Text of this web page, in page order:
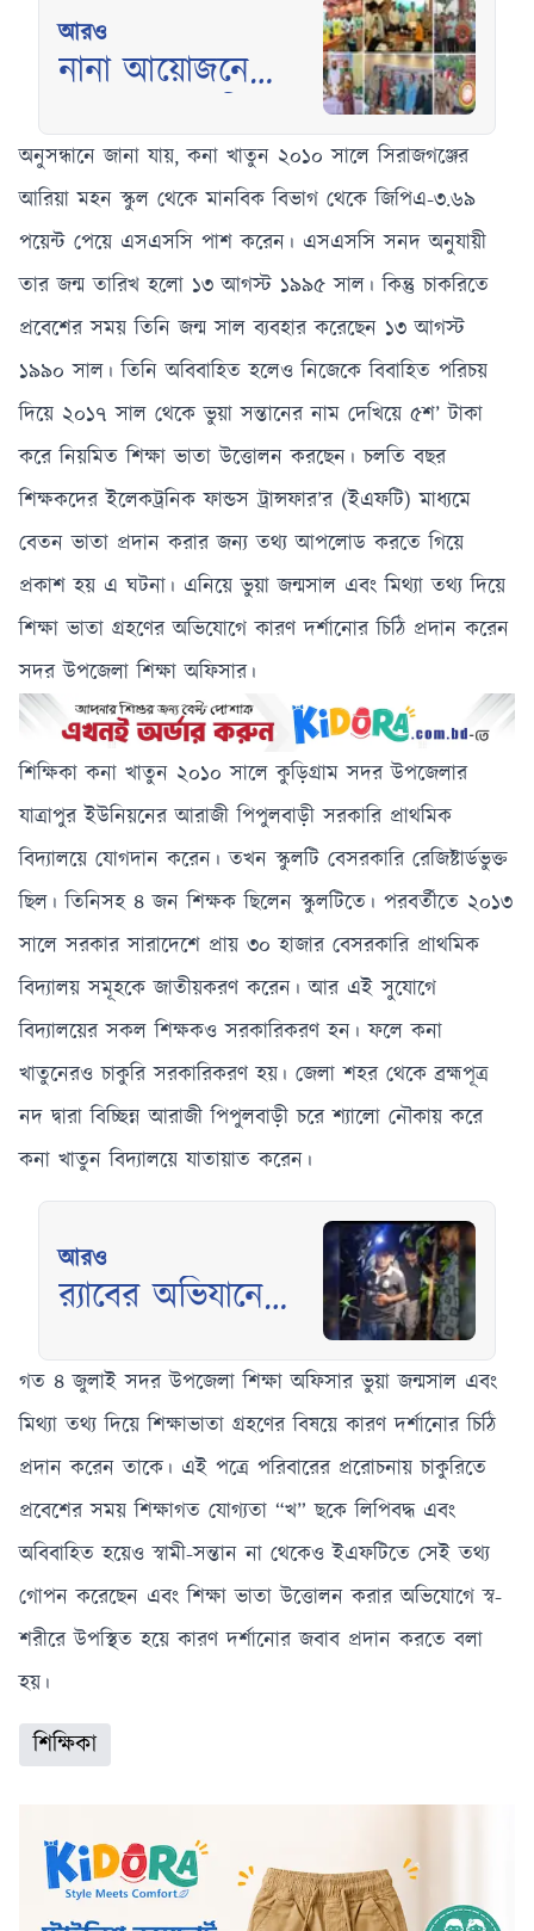
আরও
নানা আয়োজনে
হলো জুলাই
গণঅভ্যুত্থান দিবস
অনুসন্ধানে জানা যায়, কনা খাতুন ২০১০ সালে সিরাজগঞ্জের
আরিয়া মহন স্কুল থেকে মানবিক বিভাগ থেকে জিপিএ-৩.৬৯
পয়েন্ট পেয়ে এসএসসি পাশ করেন। এসএসসি সনদ অনুযায়ী
তার জন্ম তারিখ হলো ১৩ আগস্ট ১৯৯৫ সাল। কিন্তু চাকরিতে
প্রবেশের সময় তিনি জন্ম সাল ব্যবহার করেছেন ১৩ আগস্ট
১৯৯০ সাল। তিনি অবিবাহিত হলেও নিজেকে বিবাহিত পরিচয়
দিয়ে ২০১৭ সাল থেকে ভুয়া সন্তানের নাম দেখিয়ে ৫শ’ টাকা
করে নিয়মিত শিক্ষা ভাতা উত্তোলন করছেন। চলতি বছর
শিক্ষকদের ইলেকট্রনিক ফান্ডস ট্রান্সফার’র (ইএফটি) মাধ্যমে
বেতন ভাতা প্রদান করার জন্য তথ্য আপলোড করতে গিয়ে
প্রকাশ হয় এ ঘটনা। এনিয়ে ভুয়া জন্মসাল এবং মিথ্যা তথ্য দিয়ে
শিক্ষা ভাতা গ্রহণের অভিযোগে কারণ দর্শানোর চিঠি প্রদান করেন
সদর উপজেলা শিক্ষা অফিসার।
শিক্ষিকা কনা খাতুন ২০১০ সালে কুড়িগ্রাম সদর উপজেলার
যাত্রাপুর ইউনিয়নের আরাজী পিপুলবাড়ী সরকারি প্রাথমিক
বিদ্যালয়ে যোগদান করেন। তখন স্কুলটি বেসরকারি রেজিষ্টার্ডভুক্ত
ছিল। তিনিসহ ৪ জন শিক্ষক ছিলেন স্কুলটিতে। পরবর্তীতে ২০১৩
সালে সরকার সারাদেশে প্রায় ৩০ হাজার বেসরকারি প্রাথমিক
বিদ্যালয় সমূহকে জাতীয়করণ করেন। আর এই সুযোগে
বিদ্যালয়ের সকল শিক্ষকও সরকারিকরণ হন। ফলে কনা
খাতুনেরও চাকুরি সরকারিকরণ হয়। জেলা শহর থেকে ব্রহ্মপূত্র
নদ দ্বারা বিচ্ছিন্ন আরাজী পিপুলবাড়ী চরে শ্যালো নৌকায় করে
কনা খাতুন বিদ্যালয়ে যাতায়াত করেন।
আরও
র‍্যাবের অভিযানে
ফিরলেন তিন
অপহৃত রোহিঙ্গা
যুবক
গত ৪ জুলাই সদর উপজেলা শিক্ষা অফিসার ভুয়া জন্মসাল এবং
মিথ্যা তথ্য দিয়ে শিক্ষাভাতা গ্রহণের বিষয়ে কারণ দর্শানোর চিঠি
প্রদান করেন তাকে। এই পত্রে পরিবারের প্ররোচনায় চাকুরিতে
প্রবেশের সময় শিক্ষাগত যোগ্যতা “খ” ছকে লিপিবদ্ধ এবং
অবিবাহিত হয়েও স্বামী-সন্তান না থেকেও ইএফটিতে সেই তথ্য
গোপন করেছেন এবং শিক্ষা ভাতা উত্তোলন করার অভিযোগে স্ব-
শরীরে উপস্থিত হয়ে কারণ দর্শানোর জবাব প্রদান করতে বলা
হয়।
শিক্ষিকা